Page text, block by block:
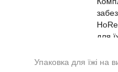
Упаковка для їжі на